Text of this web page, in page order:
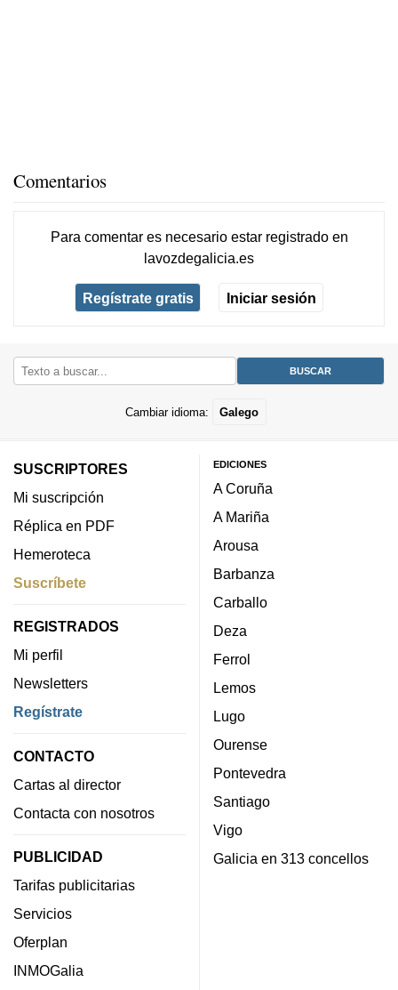
Comentarios
Para comentar es necesario estar registradoen
lavozdegalicia.es
Regístrate gratis Iniciar sesión
Cambiar idioma: Galego
SUSCRIPTORES
Mi suscripción
Réplica en PDF
Hemeroteca
Suscríbete
REGISTRADOS
Mi perfil
Newsletters
Regístrate
CONTACTO
Cartas al director
Contacta con nosotros
PUBLICIDAD
Tarifas publicitarias
Servicios
Oferplan
INMOGalia
EDICIONES
A Coruña
A Mariña
Arousa
Barbanza
Carballo
Deza
Ferrol
Lemos
Lugo
Ourense
Pontevedra
Santiago
Vigo
Galicia en 313 concellos